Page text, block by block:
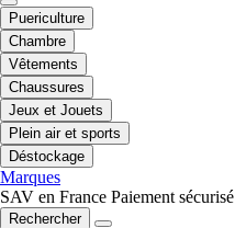
Puericulture
Chambre
Vêtements
Chaussures
Jeux et Jouets
Plein air et sports
Déstockage
Marques
SAV en France Paiement sécurisé
Rechercher